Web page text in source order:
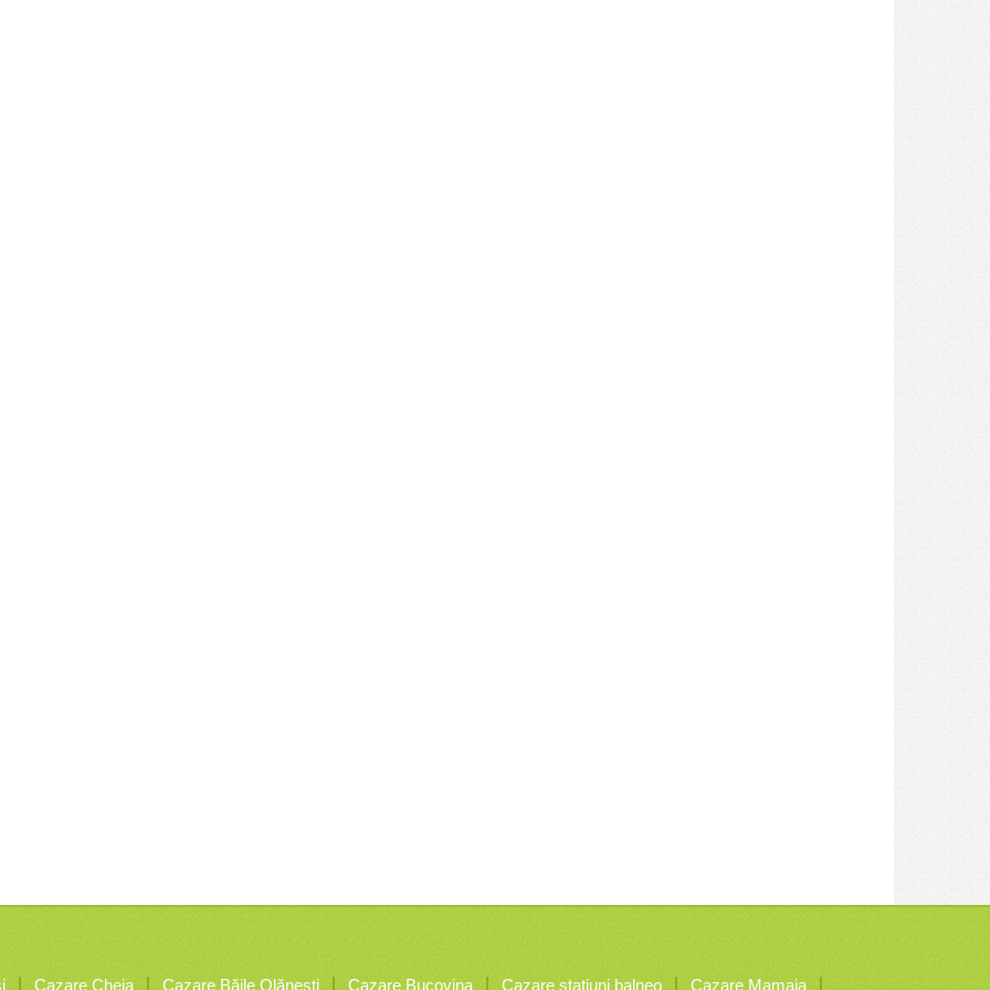
Cazare Cheia Cazare Băile Olăneşti Cazare Bucovina Cazare staţiuni balneo Cazare Mamaia